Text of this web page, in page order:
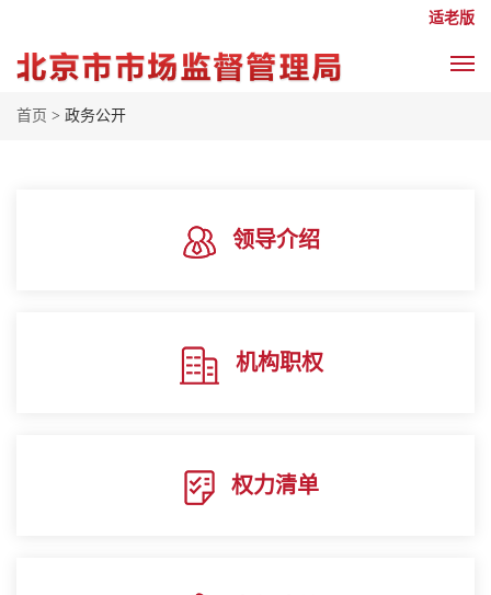
适老版
首页 > 政务公开
领导介绍
机构职权
权力清单